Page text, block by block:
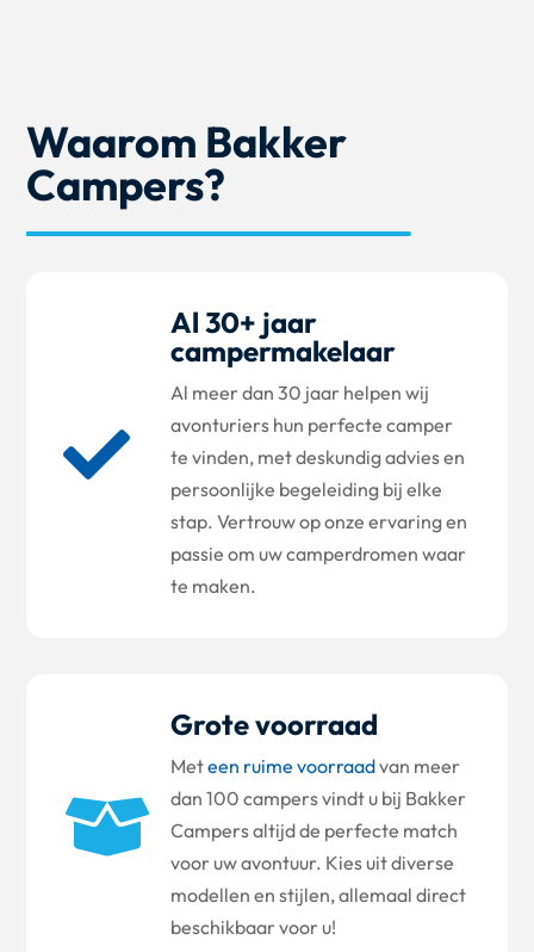
Waarom Bakker
Campers?

Al 30+ jaar
campermakelaar
Al meer dan 30 jaar helpen wij
avonturiers hun perfecte camper
te vinden, met deskundig advies en
persoonlijke begeleiding bij elke
stap. Vertrouw op onze ervaring en
passie om uw camperdromen waar
te maken.

Grote voorraad
Meteen ruime voorraadvan meer
dan 100 campers vindt u bij Bakker
Campers altijd de perfecte match
voor uw avontuur. Kies uit diverse
modellen en stijlen, allemaal direct
beschikbaar voor u!